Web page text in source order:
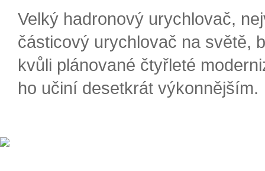
Velký hadronový urychlovač,
částicový urychlovač na světě,
kvůli plánované čtyřleté
ho učiní desetkrát výkonnějším.